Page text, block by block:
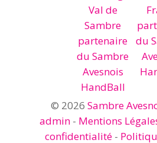
© 2026 Sambre
admin - Mentions
confidentialité-